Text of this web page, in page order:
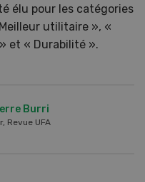
élu pour les catégories
utilitaire », «
et « Durabilité ».
Burri
Revue UFA